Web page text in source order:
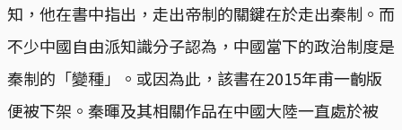
知，他在書中指出，走出帝制的關鍵在於走出秦制。而
不少中國自由派知識分子認為，中國當下的政治制度是
秦制的「變種」。或因為此，該書在2015年甫一齣版
便被下架。秦暉及其相關作品在中國大陸一直處於被